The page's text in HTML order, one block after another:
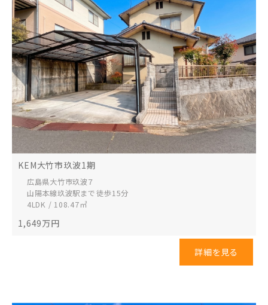
KEM大竹市玖波1期
広島県大竹市玖波７
山陽本線玖波駅まで 徒歩15分
4LDK / 108.47㎡
1,649万円
詳細を見る